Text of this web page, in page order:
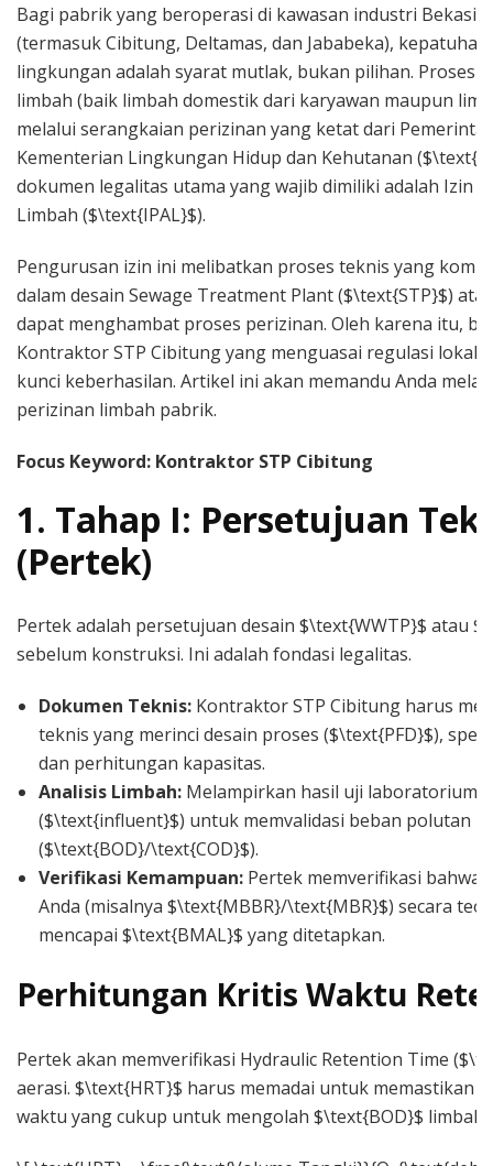
Bagi pabrik yang beroperasi di kawasan industri Bekasi
(termasuk Cibitung, Deltamas, dan Jababeka),
lingkungan adalah syarat mutlak, bukan pilihan. Proses
limbah (baik limbah domestik dari karyawan maupun
melalui serangkaian perizinan yang ketat dari
Kementerian Lingkungan Hidup dan Kehutanan
dokumen legalitas utama yang wajib dimiliki adalah Izin
Limbah ($\text{IPAL}$).
Pengurusan izin ini melibatkan proses teknis yang
dalam desain Sewage Treatment Plant ($\text{STP}$)
dapat menghambat proses perizinan. Oleh karena itu,
Kontraktor STP Cibitung yang menguasai regulasi lokal
kunci keberhasilan. Artikel ini akan memandu Anda
perizinan limbah pabrik.
Focus Keyword: Kontraktor STP Cibitung
1. Tahap I: Persetujuan
(Pertek)
Pertek adalah persetujuan desain $\text{WWTP}$ atau
sebelum konstruksi. Ini adalah fondasi legalitas.
Dokumen Teknis: Kontraktor STP Cibitung harus
teknis yang merinci desain proses ($\text{PFD}$),
dan perhitungan kapasitas.
Analisis Limbah: Melampirkan hasil uji laboratorium
($\text{influent}$) untuk memvalidasi beban polutan
($\text{BOD}/\text{COD}$).
Verifikasi Kemampuan: Pertek memverifikasi bahwa
Anda (misalnya $\text{MBBR}/\text{MBR}$) secara
mencapai $\text{BMAL}$ yang ditetapkan.
Perhitungan Kritis Waktu
Pertek akan memverifikasi Hydraulic Retention Time
aerasi. $\text{HRT}$ harus memadai untuk memastikan
waktu yang cukup untuk mengolah $\text{BOD}$ limbah